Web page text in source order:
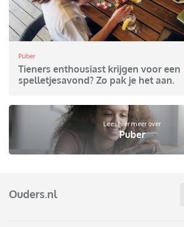
Puber
Tieners enthousiast krijgen voor een
spelletjesavond? Zo pak je het aan.
Lees hier meer over
Puber
Ouders.nl